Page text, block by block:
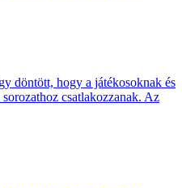
döntött, hogy a játékosoknak és
csatlakozzanak. Az